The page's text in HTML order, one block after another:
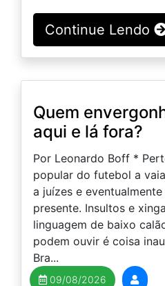
Continue Lendo
Quem
aqui e lá fora?
Por Leonardo Boff *
popular do futebol a
a juízes e
presente. Insultos e
linguagem de baixo
podem ouvir é coisa
Bra...
09/08/2026